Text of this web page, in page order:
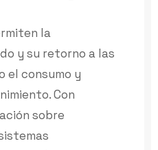
la
y su retorno a las
el consumo y
Con
sobre